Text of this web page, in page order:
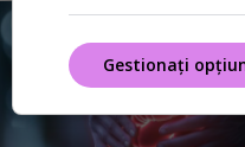
Gestionați